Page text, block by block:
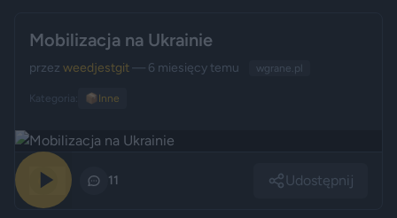
Mobilizacja na Ukrainie
przez weedjestgit— 6 miesięcy temu wgrane.pl
Kategoria: 📦 Inne
11 Udostępnij